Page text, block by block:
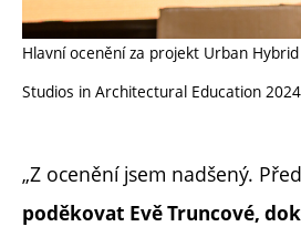
Hlavní ocenění za projekt Urban
Studios in Architectural Education
„Z ocenění jsem nadšený.
poděkovat Evě Truncové,